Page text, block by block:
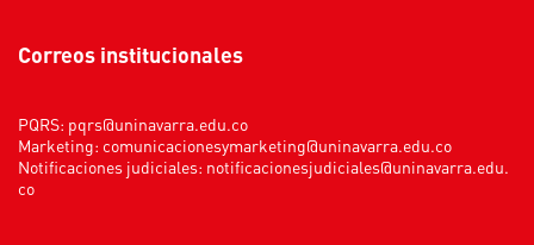
Correos institucionales
PQRS: pqrs@uninavarra.edu.co
Marketing: comunicacionesymarketing@uninavarra.edu.co
Notificaciones judiciales: notificacionesjudiciales@uninavarra.edu.
co